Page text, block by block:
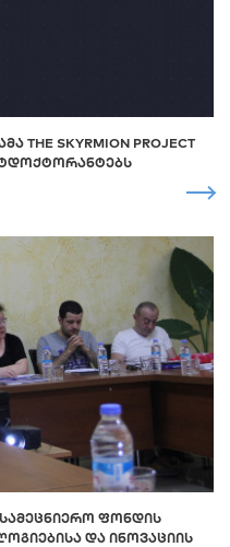
SKYRMION PROJECT
ᲤᲝᲜᲓᲘᲡ
ᲓᲐ ᲘᲜᲝᲕᲐᲪᲘᲘᲡ